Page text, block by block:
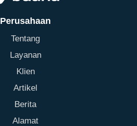
Perusahaan
Tentang
Layanan
Klien
Artikel
Berita
Alamat